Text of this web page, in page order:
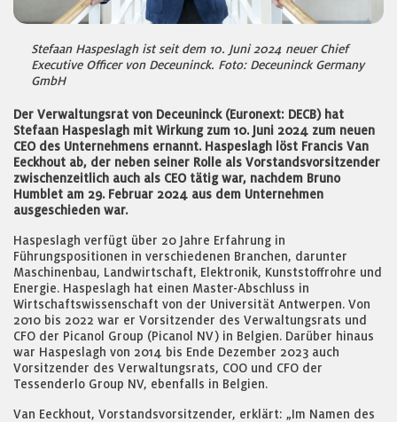
Stefaan Haspeslagh ist seit dem 10. Juni 2024 neuer Chief
Executive Officer von Deceuninck. Foto: Deceuninck Germany
GmbH
Der Verwaltungsrat von Deceuninck (Euronext: DECB) hat
Stefaan Haspeslagh mit Wirkung zum 10. Juni 2024 zum neuen
CEO des Unternehmens ernannt. Haspeslagh löst Francis Van
Eeckhout ab, der neben seiner Rolle als Vorstandsvorsitzender
zwischenzeitlich auch als CEO tätig war, nachdem Bruno
Humblet am 29. Februar 2024 aus dem Unternehmen
ausgeschieden war.
Haspeslagh verfügt über 20 Jahre Erfahrung in
Führungspositionen in verschiedenen Branchen, darunter
Maschinenbau, Landwirtschaft, Elektronik, Kunststoffrohre und
Energie. Haspeslagh hat einen Master-Abschluss in
Wirtschaftswissenschaft von der Universität Antwerpen. Von
2010 bis 2022 war er Vorsitzender des Verwaltungsrats und
CFO der Picanol Group (Picanol NV) in Belgien. Darüber hinaus
war Haspeslagh von 2014 bis Ende Dezember 2023 auch
Vorsitzender des Verwaltungsrats, COO und CFO der
Tessenderlo Group NV, ebenfalls in Belgien.
Van Eeckhout, Vorstandsvorsitzender, erklärt: „Im Namen des